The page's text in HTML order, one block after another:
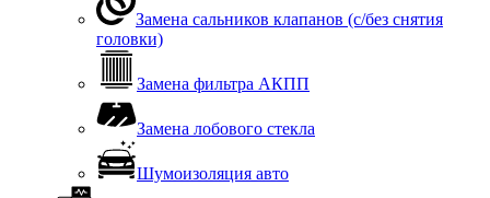
Замена сальников клапанов (с/без снятия
головки)
Замена фильтра АКПП
Замена лобового стекла
Шумоизоляция авто